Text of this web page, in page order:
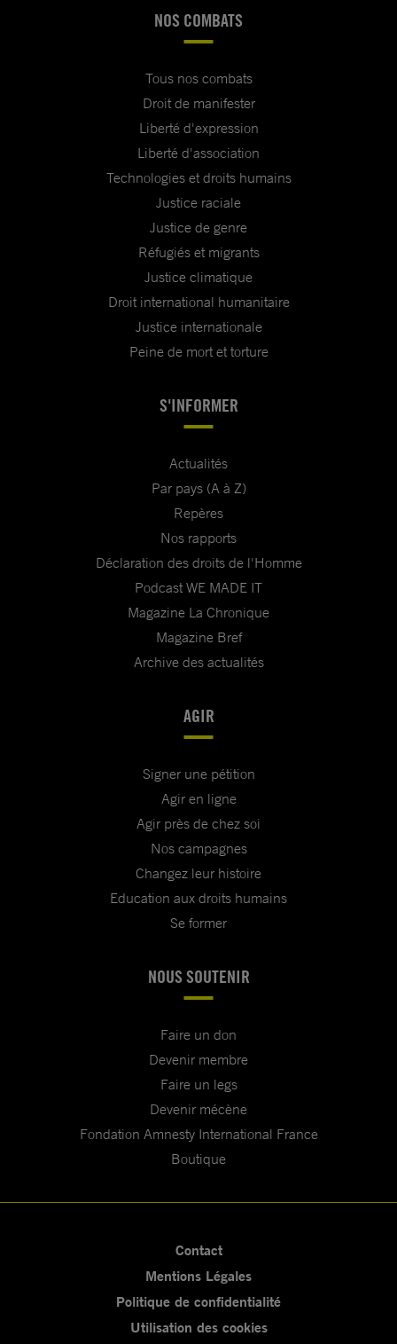
NOS COMBATS
Tous nos combats
Droit de manifester
Liberté d'expression
Liberté d'association
Technologies et droits humains
Justice raciale
Justice de genre
Réfugiés et migrants
Justice climatique
Droit international humanitaire
Justice internationale
Peine de mort et torture
S'INFORMER
Actualités
Par pays (A à Z)
Repères
Nos rapports
Déclaration des droits de l'Homme
Podcast WE MADE IT
Magazine La Chronique
Magazine Bref
Archive des actualités
AGIR
Signer une pétition
Agir en ligne
Agir près de chez soi
Nos campagnes
Changez leur histoire
Education aux droits humains
Se former
NOUS SOUTENIR
Faire un don
Devenir membre
Faire un legs
Devenir mécène
Fondation Amnesty International France
Boutique
Contact
Mentions Légales
Politique de confidentialité
Utilisation des cookies